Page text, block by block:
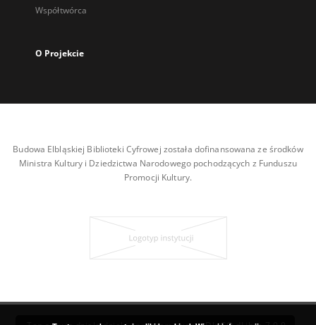
Współtwórca
O Projekcie
Budowa Elbląskiej Biblioteki Cyfrowej została dofinansowana ze środków
Ministra Kultury i Dziedzictwa Narodowego pochodzących z Funduszu
Promocji Kultury.